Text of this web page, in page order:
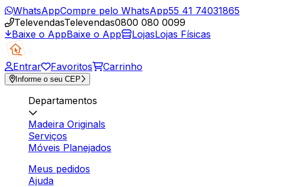
WhatsAppCompre pelo WhatsApp55 41 74031865
TelevendasTelevendas0800 080 0099
Baixe o AppBaixe o App LojasLojas Físicas
Entrar Favoritos Carrinho
Informe o seu CEP
Departamentos
Madeira Originals
Serviços
Móveis Planejados
Meus pedidos
Ajuda